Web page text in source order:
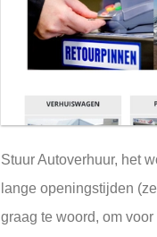
Stuur Autoverhuur, het
lange openingstijden
graag te woord, om